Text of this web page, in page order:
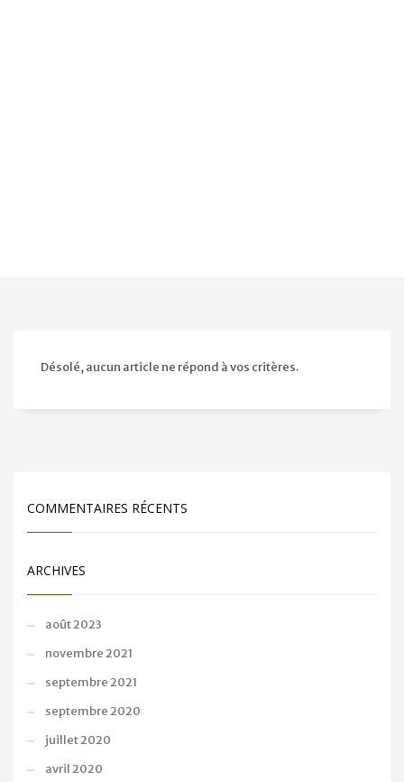
Désolé, aucun article ne répond à vos critères.
COMMENTAIRES RÉCENTS
ARCHIVES
août 2023
novembre 2021
septembre 2021
septembre 2020
juillet 2020
avril 2020